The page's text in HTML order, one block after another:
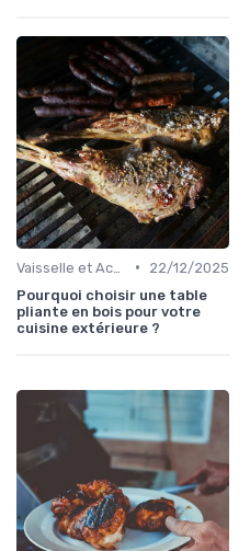
•
22/12/2025
Pourquoi choisir une table
pliante en bois pour votre
cuisine extérieure ?